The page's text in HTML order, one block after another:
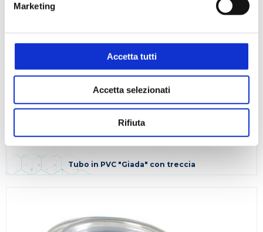
Marketing
Accetta tutti
Accetta selezionati
Rifiuta
Tubo in PVC "Giada" con treccia